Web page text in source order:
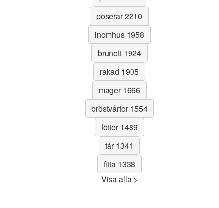
poserar 2210
inomhus 1958
brunett 1924
rakad 1905
mager 1666
bröstvårtor 1554
fötter 1489
tår 1341
fitta 1338
Visa alla >